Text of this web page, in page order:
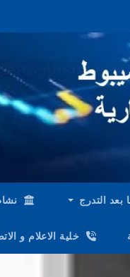
بعد التدرج
خلية الاعلام و